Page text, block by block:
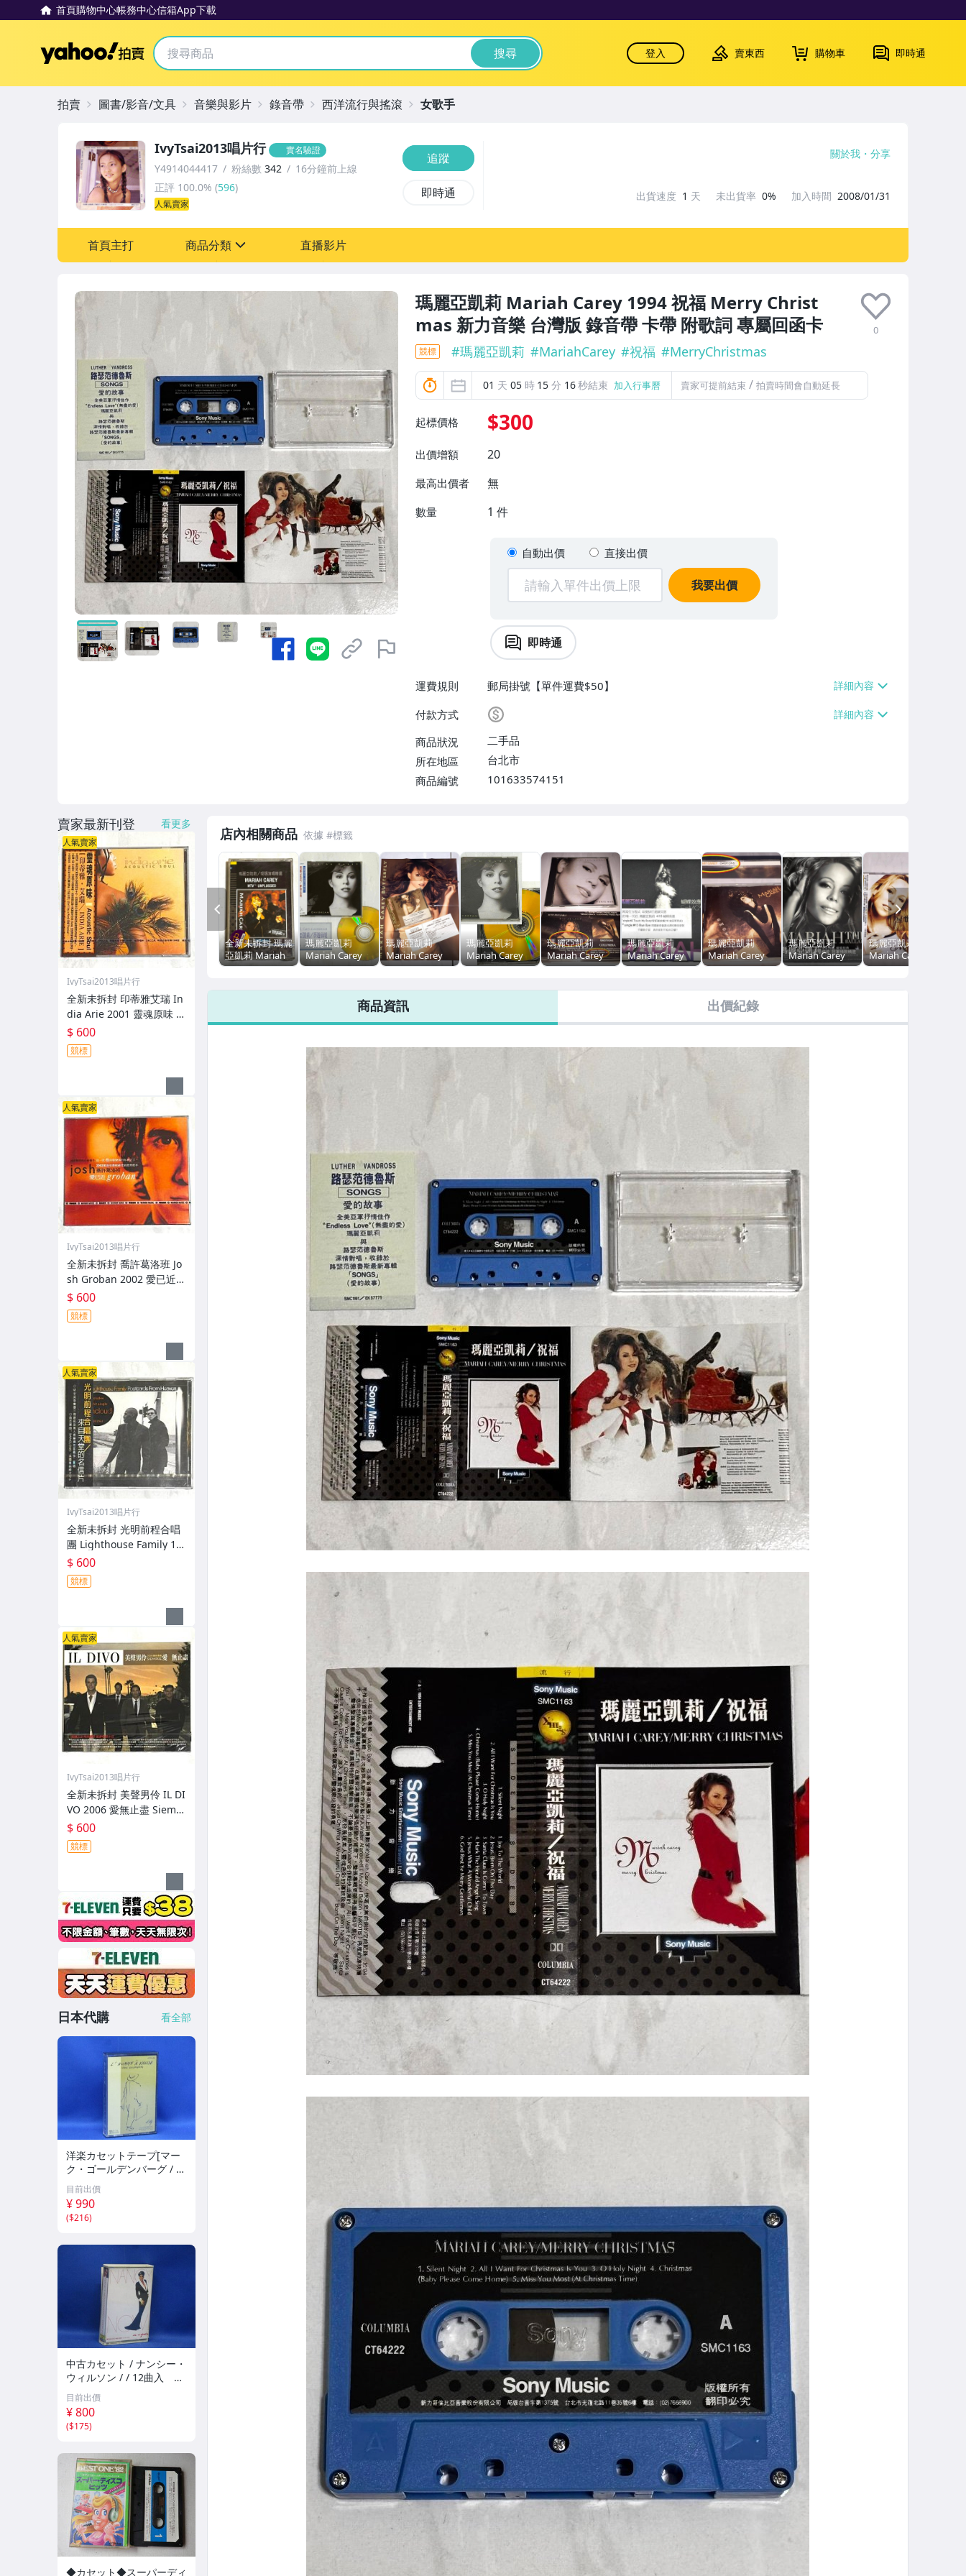
首頁購物中心帳務中心信箱App下載
Yahoo拍賣 搜尋 登入 賣東西 購物車 即時通
瑪麗亞凱莉 Mariah Carey 1994 祝福 Merry Christ
mas 新力音樂 台灣版 錄音帶 卡帶 附歌詞 專屬回函卡
0
競標 #瑪麗亞凱莉 #MariahCarey #祝福 #MerryChristmas
01 天 05 時 15 分 14秒結束 加入行事曆 賣家可提前結束 / 拍賣時間會自動延長
起標價格 $300
出價增額 20
最高出價者 無
數量 1 件
自動出價 直接出價
我要出價
即時通
運費規則
郵局掛號【單件運費$50】
付款方式
商品狀況
二手品
所在地區
台北市
商品編號
101633574151
IvyTsai2013唱片行 實名驗證
Y4914044417 粉絲數 342
16分鐘前上線
正評 100.0% (596)
人氣賣家
追蹤
即時通
關於我 分享
出貨速度 1 天 未出貨率 0% 加入時間 2008/01/31
首頁主打 商品分類
古董、藝術與礦石
偶像、球員卡與郵幣
男性精品與服飾
手錶與飾品配件
電玩遊戲與主機
直播影片
拍賣 圖書/影音/文具 音樂與影片 錄音帶 西洋流行與搖滾 女歌手
店內相關商品
全新未拆封 瑪麗
亞凱莉 Mariah
Carey 1992 現場
Unplugged EP
帶 環狀封條
瑪麗亞凱莉
Mariah Carey
1995 夢遊仙境
限量黃金版專輯
CD 附側標 專屬
瑪麗亞凱莉
Mariah Carey
美麗花蝴蝶
版 / 新力音樂 台
灣版專輯 CD 宣
傳片非賣品鋼印
電台白色說明標
瑪麗亞凱莉
Mariah Carey
1995 夢遊仙境
限量黃金版專輯
瑪麗亞凱莉
Mariah Carey
1994 Music Box
CD / 封底印刷錯
瑪麗亞凱莉
Mariah Carey
2008 蝴蝶效應
非賣品 電台白色
盒版專輯 CD 附
瑪麗亞凱莉
Mariah Carey
1991 情感
錯體版專輯 CD
側面印刷錯誤成
MARIAY
瑪麗亞凱莉
Mariah Carey
2009 藏愛 冠軍
Ballads [ 宣傳片
盒版專輯 CD
瑪麗亞凱莉
Mariah Carey
2003 唯一混音
Remixes [ 宣傳
版 2-CD 附側標
PREV
商品資訊 出價紀錄
賣家最新刊登 看更多
人氣賣家
IvyTsai2013唱片行
全新未拆封 印蒂雅艾瑞 In
dia Arie 2001 靈魂原味 A
coustic Soul / 福茂唱片
台灣版專輯 CD / 附側標 歌
詞 環狀封條
$ 600
競標
人氣賣家
IvyTsai2013唱片行
全新未拆封 喬許葛洛班 Jo
sh Groban 2002 愛已近 C
loser / 華納音樂 台灣版專
輯 CD / 附側標 歌詞 環狀
封條
$ 600
競標
人氣賣家
IvyTsai2013唱片行
全新未拆封 光明前程合唱
團 Lighthouse Family 19
97 來自天堂的明信片 Post
cards From Heaven 台灣
版專輯 CD 附側標
$ 600
競標
人氣賣家
IvyTsai2013唱片行
全新未拆封 美聲男伶 IL DI
VO 2006 愛無止盡 Siemp
re / 新力博德曼 台灣紙盒
版專輯 CD 附中文歌詞
$ 600
競標
日本代購 看全部
洋楽カセットテープ[マー
ク・ゴールデンバーグ / 鞄
を持った男] 71607
目前出價
¥ 990
($216)
中古カセット / ナンシー・
ウィルソン / / 12曲入 歌
詞カード付 021405
目前出價
¥ 800
($175)
◆カセット◆スーパーディ